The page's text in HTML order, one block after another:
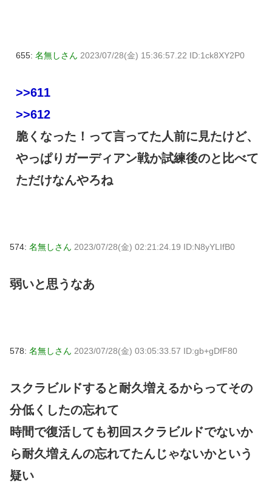
655: 名無しさん 2023/07/28(金) 15:36:57.22 ID:1ck8XY2P0
>>611
>>612
脆くなった！って言ってた人前に見たけど、
やっぱりガーディアン戦か試練後のと比べて
ただけなんやろね
574: 名無しさん 2023/07/28(金) 02:21:24.19 ID:N8yYLIfB0
弱いと思うなあ
578: 名無しさん 2023/07/28(金) 03:05:33.57 ID:gb+gDfF80
スクラビルドすると耐久増えるからってその
分低くしたの忘れて
時間で復活しても初回スクラビルドでないか
ら耐久増えんの忘れてたんじゃないかという
疑い